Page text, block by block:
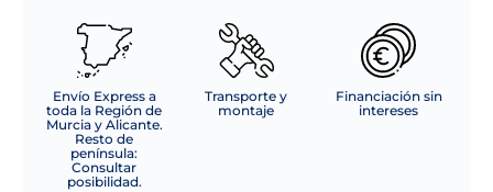
Envío Express a
toda la Región de
Murcia y Alicante.
Resto de
península:
Consultar
posibilidad.
Transporte y
montaje
Financiación sin
intereses